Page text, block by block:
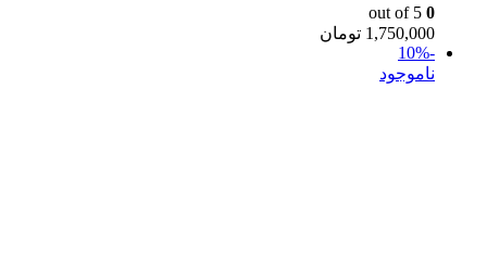
0
1,750,000 تومان
-10%
ناموجود